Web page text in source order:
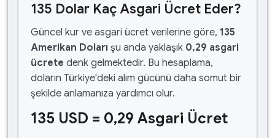
135 Dolar Kaç Asgari Ücret Eder?
Güncel kur ve asgari ücret verilerine göre, 135
Amerikan Doları şu anda yaklaşık 0,29 asgari
ücrete denk gelmektedir. Bu hesaplama,
doların Türkiye'deki alım gücünü daha somut bir
şekilde anlamanıza yardımcı olur.
135 USD = 0,29 Asgari Ücret